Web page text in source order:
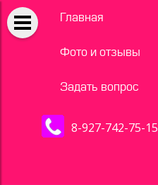
Главная
Фото и отзывы
Задать вопрос
8-927-742-75-15